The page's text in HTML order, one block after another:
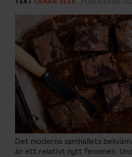
KONTAKTA F&F
SKRIV I F&F
PRENUMERERA PÅ F&F
ANNONSERA I F&F
OM F&F
TEXT OSKAR ALEX PUBLICERAD
Det moderna samhällets
är ett relativt nytt fenomen.